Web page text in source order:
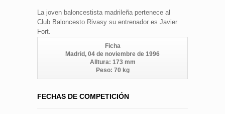
La joven baloncestista madrileña pertenece al
Club Baloncesto Rivasy su entrenador es Javier
Fort.
Ficha
Madrid, 04 de noviembre de 1996
Alltura: 173 mm
Peso: 70 kg
FECHAS DE COMPETICIÓN